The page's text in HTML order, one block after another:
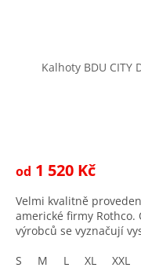
Kalhoty BDU CITY
je
z
5
hvězdiček.
od 1 520 Kč
Velmi kvalitně
americké firmy
výrobců se vyznačují
S
M L XL XXL